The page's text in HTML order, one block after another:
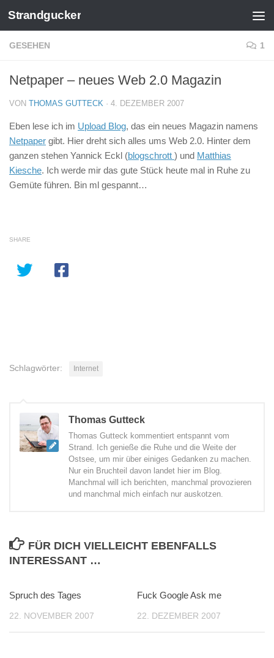
Zum Inhalt springen
Strandgucker
GESEHEN 1
Netpaper – neues Web 2.0 Magazin
VON THOMAS GUTTECK · 4. DEZEMBER 2007
Eben lese ich im Upload Blog, das ein neues Magazin namens
Netpaper gibt. Hier dreht sich alles ums Web 2.0. Hinter dem
ganzen stehen Yannick Eckl (blogschrott ) und Matthias
Kiesche. Ich werde mir das gute Stück heute mal in Ruhe zu
Gemüte führen. Bin ml gespannt…
SHARE
Schlagwörter: Internet
Thomas Gutteck
Thomas Gutteck kommentiert entspannt vom
Strand. Ich genieße die Ruhe und die Weite der
Ostsee, um mir über einiges Gedanken zu machen.
Nur ein Bruchteil davon landet hier im Blog.
Manchmal will ich berichten, manchmal provozieren
und manchmal mich einfach nur auskotzen.
FÜR DICH VIELLEICHT EBENFALLS
INTERESSANT …
Spruch des Tages
22. NOVEMBER 2007
Fuck Google Ask me
22. DEZEMBER 2007